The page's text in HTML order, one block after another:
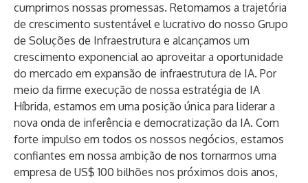
cumprimos nossas promessas. Retomamos a trajetória
de crescimento sustentável e lucrativo do nosso Grupo
de Soluções de Infraestrutura e alcançamos um
crescimento exponencial ao aproveitar a oportunidade
do mercado em expansão de infraestrutura de IA. Por
meio da firme execução de nossa estratégia de IA
Híbrida, estamos em uma posição única para liderar a
nova onda de inferência e democratização da IA. Com
forte impulso em todos os nossos negócios, estamos
confiantes em nossa ambição de nos tornarmos uma
empresa de US$ 100 bilhões nos próximos dois anos,